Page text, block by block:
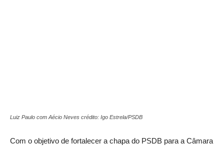
Luiz Paulo com Aécio Neves crédito: Igo Estrela/PSDB
Com o objetivo de fortalecer a chapa do PSDB para a Câmara